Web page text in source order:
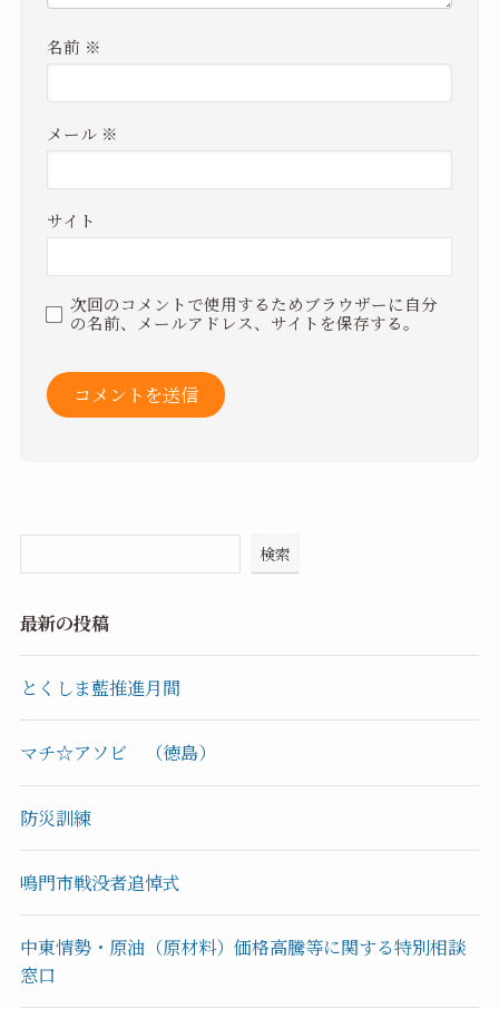
名前 ※
メール ※
サイト
次回のコメントで使用するためブラウザーに自分
の名前、メールアドレス、サイトを保存する。
検索
最新の投稿
とくしま藍推進月間
マチ☆アソビ （徳島）
防災訓練
鳴門市戦没者追悼式
中東情勢・原油（原材料）価格高騰等に関する特別相談
窓口